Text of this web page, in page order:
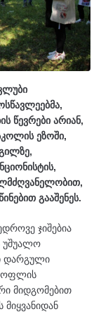
წევრები არიან,
ეზოში,
გააშენეს.
ჯიშებია
უშუალო
დარგული
მიდგომებით